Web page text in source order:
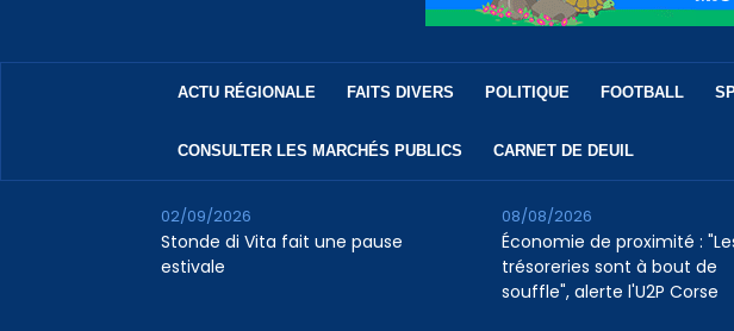
ACTU RÉGIONALE FAITS DIVERS POLITIQUE FOOTBALL
CONSULTER LES MARCHÉS PUBLICS CARNET DE DEUIL
Stonde di Vita fait une pause
estivale
02/09/2026
Économie de proximité :
trésoreries sont à bout de
souffle", alerte l'U2P Corse
08/08/2026